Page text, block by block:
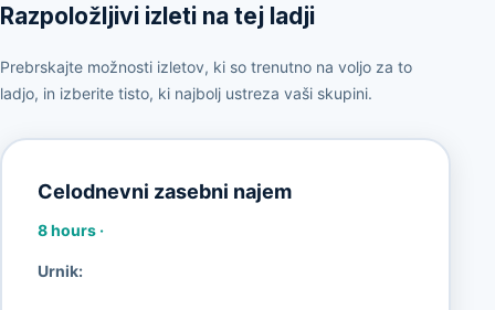
Razpoložljivi izleti na tej ladji
Prebrskajte možnosti izletov, ki so trenutno na voljo za to
ladjo, in izberite tisto, ki najbolj ustreza vaši skupini.
Celodnevni zasebni najem
8 hours·
Urnik: